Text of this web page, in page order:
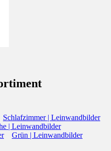
Schlafzimmer | Leinwandbilder
| Leinwandbilder
Grün | Leinwandbilder